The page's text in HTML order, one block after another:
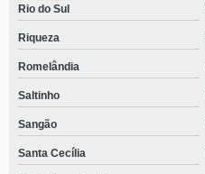
Rio do Sul
Riqueza
Romelândia
Saltinho
Sangão
Santa Cecília